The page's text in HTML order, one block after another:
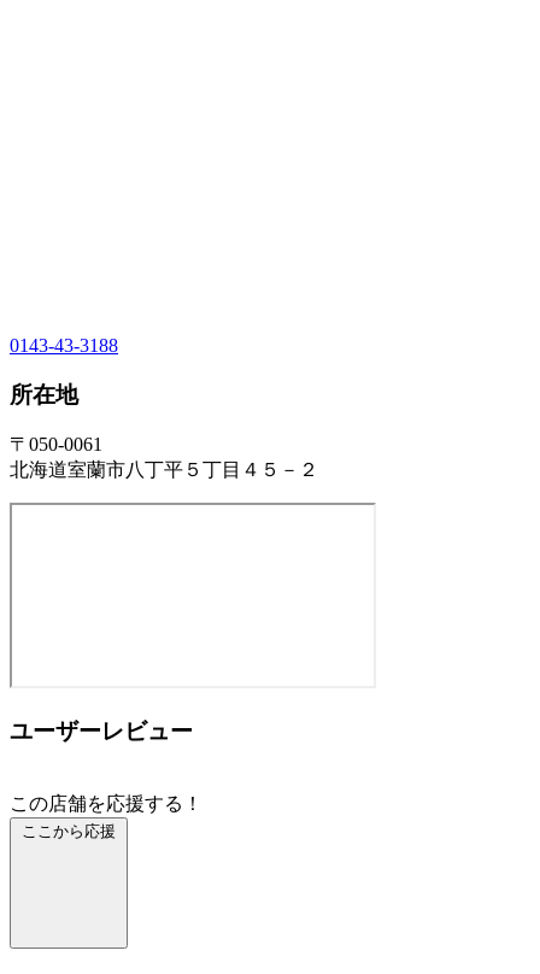
0143-43-3188
所在地
〒050-0061
北海道室蘭市八丁平５丁目４５－２
ユーザーレビュー
この店舗を応援する！
ここから応援